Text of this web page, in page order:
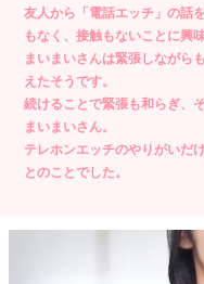
友人から「電話エッチ」の話
もなく、接触もないことに興
まいまいさんは緊張しながら
えたそうです。
続けることで緊張も和らぎ、
まいまいさん。
テレホンエッチのやりがいだ
とのことでした。